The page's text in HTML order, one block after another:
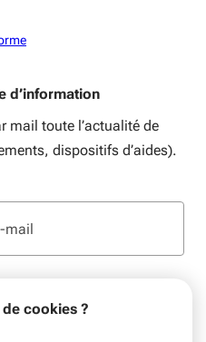
cookies ?
d’information
mail toute l’actualité de
dispositifs d’aides).